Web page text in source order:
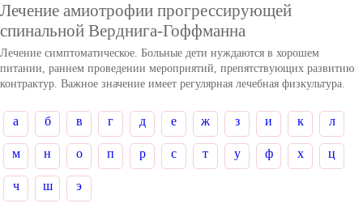
Лечение амиотрофии прогрессирующей
спинальной Верднига-Гоффманна
Лечение симптоматическое. Больные дети нуждаются в хорошем
питании, раннем проведении мероприятий, препятствующих развитию
контрактур. Важное значение имеет регулярная лечебная физкультура.
а б в г д е ж з и к л
м н о п р с т у ф х ц
ч ш э